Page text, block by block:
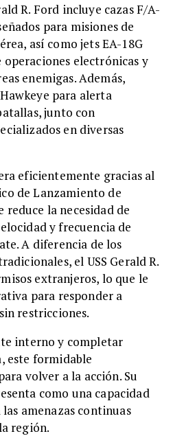
R. Ford incluye cazas F/A-
para misiones de
así como jets EA-18G
operaciones electrónicas y
enemigas. Además,
para alerta
junto con
en diversas
eficientemente gracias al
de Lanzamiento de
reduce la necesidad de
y frecuencia de
A diferencia de los
el USS Gerald R.
extranjeros, lo que le
para responder a
restricciones.
interno y completar
este formidable
volver a la acción. Su
como una capacidad
amenazas continuas
región.